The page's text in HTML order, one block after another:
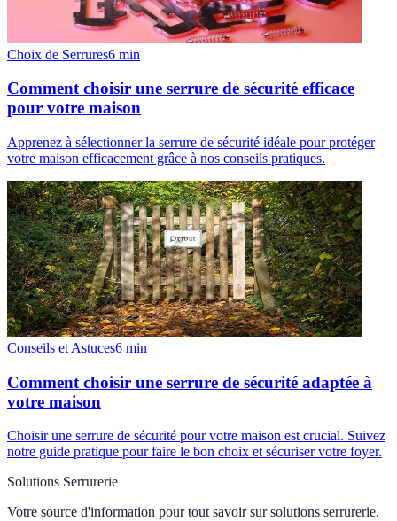
Choix de Serrures6 min
Comment choisir une serrure de sécurité efficace
pour votre maison
Apprenez à sélectionner la serrure de sécurité idéale pour protéger
votre maison efficacement grâce à nos conseils pratiques.
Conseils et Astuces6 min
Comment choisir une serrure de sécurité adaptée à
votre maison
Choisir une serrure de sécurité pour votre maison est crucial. Suivez
notre guide pratique pour faire le bon choix et sécuriser votre foyer.
Solutions Serrurerie
Votre source d'information pour tout savoir sur solutions serrurerie.